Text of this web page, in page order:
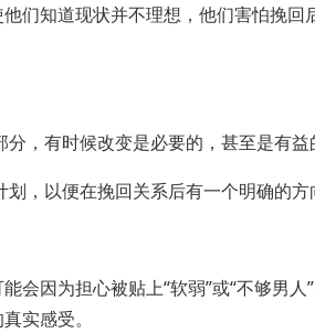
们知道现状并不理想，他们害怕挽
，有时候改变是必要的，甚至是有益
，以便在挽回关系后有一个明确的方
会因为担心被贴上“软弱”或“不够男
实感受。